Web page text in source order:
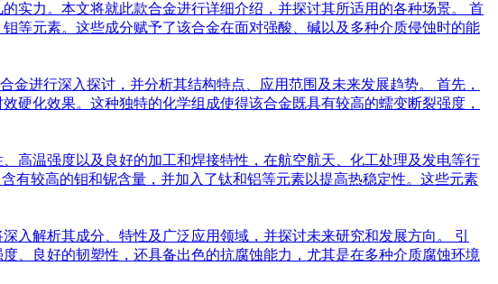
实力。本文将就此款合金进行详细介绍，并探讨其所适用的各种场景。 首
等元素。这些成分赋予了该合金在面对强酸、碱以及多种介质侵蚀时的能
金进行深入探讨，并分析其结构特点、应用范围及未来发展趋势。 首先，
硬化效果。这种独特的化学组成使得该合金既具有较高的蠕变断裂强度，
高温强度以及良好的加工和焊接特性，在航空航天、化工处理及发电等行
有较高的钼和铌含量，并加入了钛和铝等元素以提高热稳定性。这些元素
入解析其成分、特性及广泛应用领域，并探讨未来研究和发展方向。 引
、良好的韧塑性，还具备出色的抗腐蚀能力，尤其是在多种介质腐蚀环境